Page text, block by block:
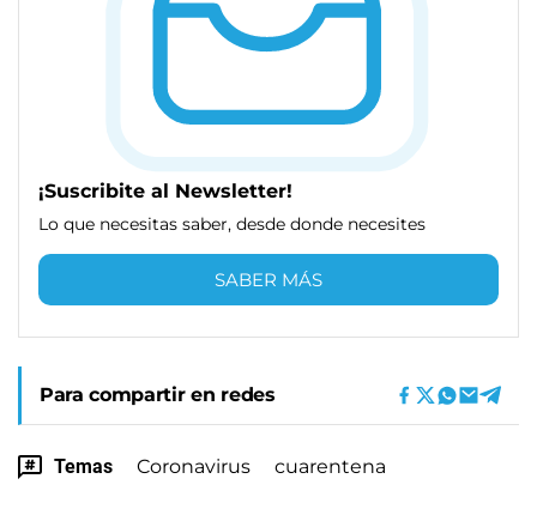
¡Suscribite al Newsletter!
Lo que necesitas saber, desde donde necesites
SABER MÁS
Para compartir en redes
Temas Coronavirus cuarentena